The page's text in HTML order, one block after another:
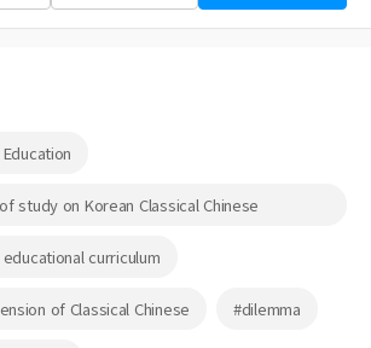
study on Korean Classical Chinese
curriculum
of Classical Chinese #dilemma